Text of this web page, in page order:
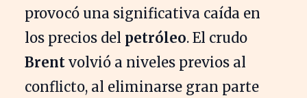
provocó una significativa caída en
los precios del petróleo. El crudo
Brent volvió a niveles previos al
conflicto, al eliminarse gran parte